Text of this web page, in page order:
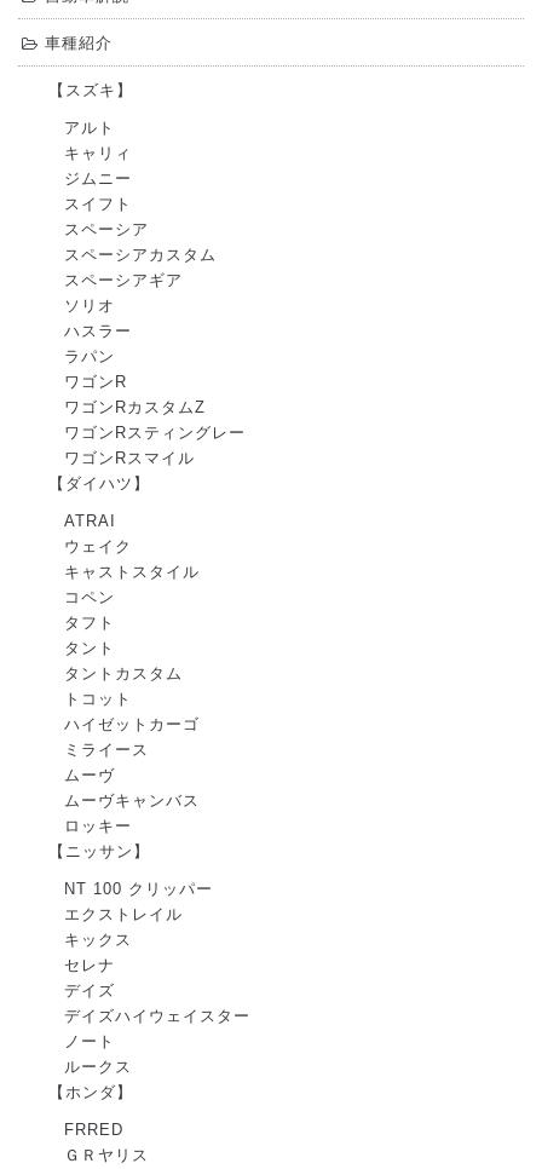
車種紹介
【スズキ】
アルト
キャリィ
ジムニー
スイフト
スペーシア
スペーシアカスタム
スペーシアギア
ソリオ
ハスラー
ラパン
ワゴンR
ワゴンRカスタムZ
ワゴンRスティングレー
ワゴンRスマイル
【ダイハツ】
ATRAI
ウェイク
キャストスタイル
コペン
タフト
タント
タントカスタム
トコット
ハイゼットカーゴ
ミライース
ムーヴ
ムーヴキャンバス
ロッキー
【ニッサン】
NT 100 クリッパー
エクストレイル
キックス
セレナ
デイズ
デイズハイウェイスター
ノート
ルークス
【ホンダ】
FRRED
ＧＲヤリス